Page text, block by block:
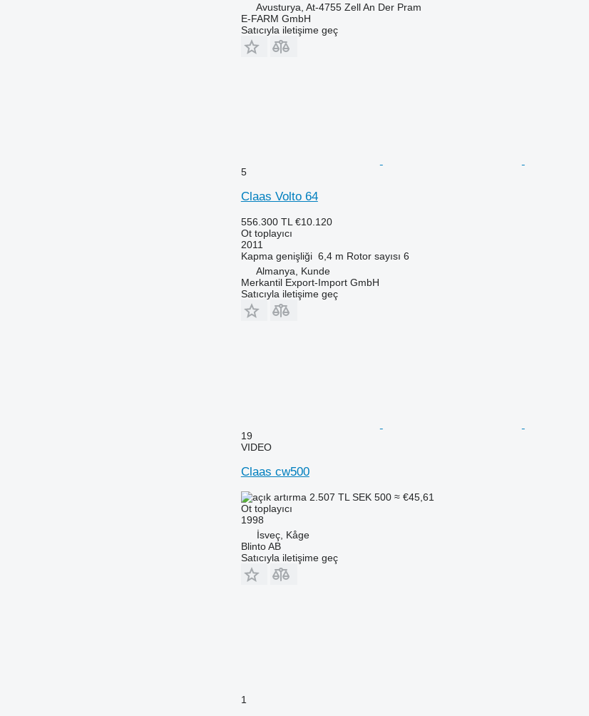
Avusturya, At-4755 Zell An Der Pram
E-FARM GmbH
Satıcıyla iletişime geç
5
Claas Volto 64
556.300 TL €10.120
Ot toplayıcı
2011
Kapma genişliği 6,4 m Rotor sayısı 6
Almanya, Kunde
Merkantil Export-Import GmbH
Satıcıyla iletişime geç
19
VIDEO
Claas cw500
2.507 TL SEK 500 ≈ €45,61
Ot toplayıcı
1998
İsveç, Kåge
Blinto AB
Satıcıyla iletişime geç
1